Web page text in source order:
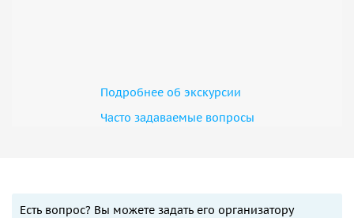
Подробнее об экскурсии
Часто задаваемые вопросы
Есть вопрос? Вы можете задать его организатору